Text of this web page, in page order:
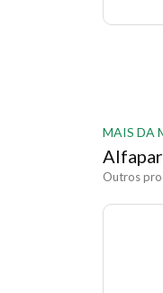
MAIS DA
Outros